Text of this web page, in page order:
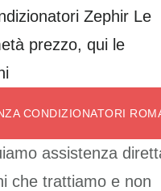
Zephir Le
prezzo, qui le
CONDIZIONATORI
assistenza
che trattiamo e non